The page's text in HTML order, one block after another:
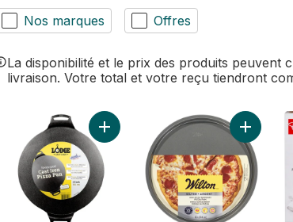
Nos marques Offres
La disponibilité et le prix des produits peuvent
livraison. Votre total et votre reçu tiendront
Ajouter Plaque à pizza en fonte de
Ajouter